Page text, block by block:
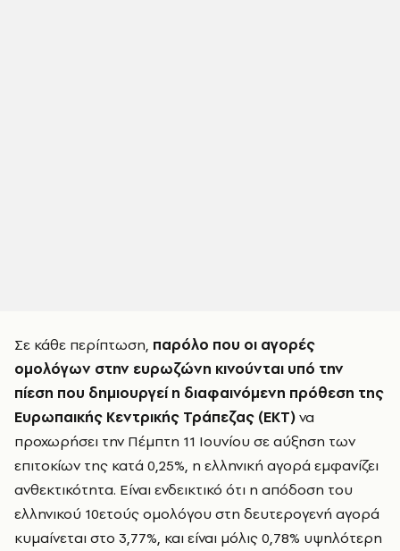
Σε κάθε περίπτωση, παρόλο που οι αγορές
ομολόγων στην ευρωζώνη κινούνται υπό την
πίεση που δημιουργεί η διαφαινόμενη πρόθεση της
Ευρωπαικής Κεντρικής Τράπεζας (ΕΚΤ)να
προχωρήσει την Πέμπτη 11 Ιουνίου σε αύξηση των
επιτοκίων της κατά 0,25%, η ελληνική αγορά εμφανίζει
ανθεκτικότητα. Είναι ενδεικτικό ότι η απόδοση του
ελληνικού 10ετούς ομολόγου στη δευτερογενή αγορά
κυμαίνεται στο 3,77%, και είναι μόλις 0,78% υψηλότερη